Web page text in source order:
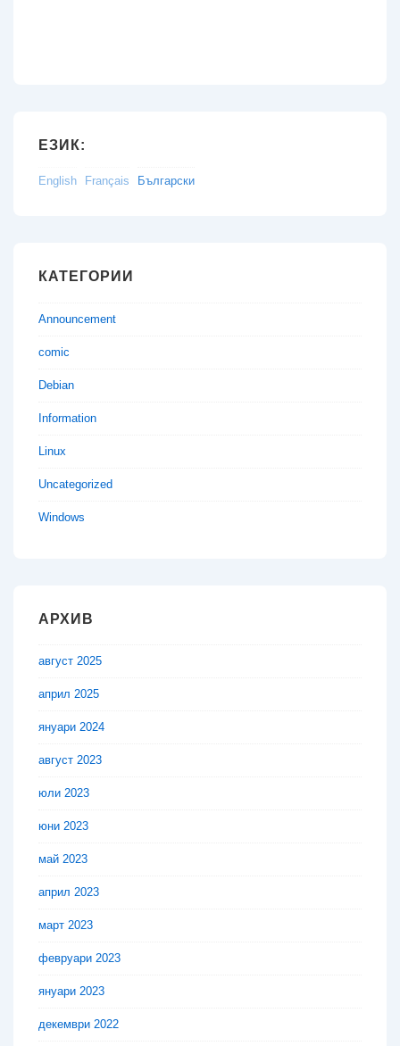
ЕЗИК:
English Français Български
КАТЕГОРИИ
Announcement
comic
Debian
Information
Linux
Uncategorized
Windows
АРХИВ
август 2025
април 2025
януари 2024
август 2023
юли 2023
юни 2023
май 2023
април 2023
март 2023
февруари 2023
януари 2023
декември 2022